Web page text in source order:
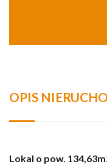
OPIS
Lokal o pow.